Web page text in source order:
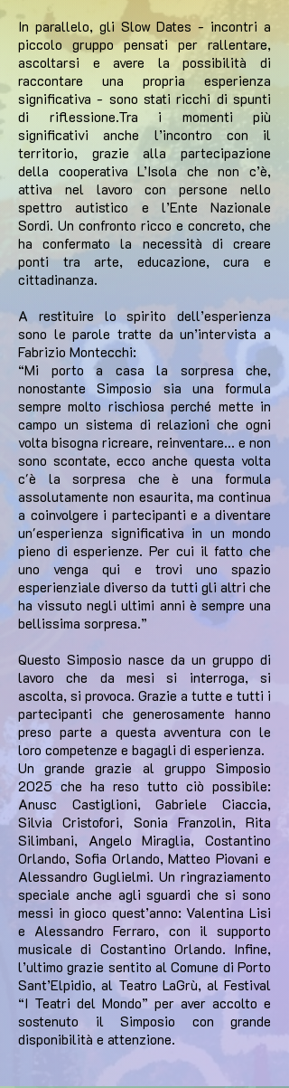
In parallelo, gli Slow Dates - incontri a
piccolo gruppo pensati per rallentare,
ascoltarsi e avere la possibilità di
raccontare una propria esperienza
significativa - sono stati ricchi di spunti
di riflessione.Tra i momenti più
significativi anche l’incontro con il
territorio, grazie alla partecipazione
della cooperativa L’Isola che non c’è,
attiva nel lavoro con persone nello
spettro autistico e l’Ente Nazionale
Sordi. Un confronto ricco e concreto, che
ha confermato la necessità di creare
ponti tra arte, educazione, cura e
cittadinanza.
A restituire lo spirito dell’esperienza
sono le parole tratte da un’intervista a
Fabrizio Montecchi:
“Mi porto a casa la sorpresa che,
nonostante Simposio sia una formula
sempre molto rischiosa perché mette in
campo un sistema di relazioni che ogni
volta bisogna ricreare, reinventare... e non
sono scontate, ecco anche questa volta
c'è la sorpresa che è una formula
assolutamente non esaurita, ma continua
a coinvolgere i partecipanti e a diventare
un'esperienza significativa in un mondo
pieno di esperienze. Per cui il fatto che
uno venga qui e trovi uno spazio
esperienziale diverso da tutti gli altri che
ha vissuto negli ultimi anni è sempre una
bellissima sorpresa.”
Questo Simposio nasce da un gruppo di
lavoro che da mesi si interroga, si
ascolta, si provoca. Grazie a tutte e tutti i
partecipanti che generosamente hanno
preso parte a questa avventura con le
loro competenze e bagagli di esperienza.
Un grande grazie al gruppo Simposio
2025 che ha reso tutto ciò possibile:
Anusc Castiglioni, Gabriele Ciaccia,
Silvia Cristofori, Sonia Franzolin, Rita
Silimbani, Angelo Miraglia, Costantino
Orlando, Sofia Orlando, Matteo Piovani e
Alessandro Guglielmi. Un ringraziamento
speciale anche agli sguardi che si sono
messi in gioco quest’anno: Valentina Lisi
e Alessandro Ferraro, con il supporto
musicale di Costantino Orlando. Infine,
l’ultimo grazie sentito al Comune di Porto
Sant’Elpidio, al Teatro LaGrù, al Festival
“I Teatri del Mondo” per aver accolto e
sostenuto il Simposio con grande
disponibilità e attenzione.